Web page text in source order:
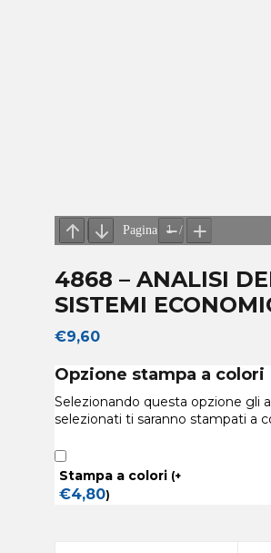
4868 – ANALISI
SISTEMI
€9,60
Opzione stampa a colori
Selezionando questa opzione gli
selezionati ti saranno stampati a
Stampa a colori (+
€4,80)